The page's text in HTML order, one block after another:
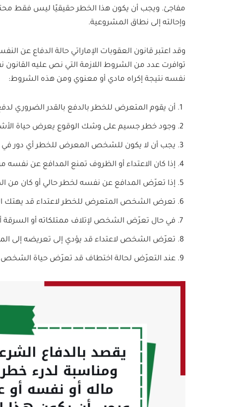
مفاجئ. ويجب أن يكون هذا الخطر حقيقيًا ليس فقط
وإحالته إلى نطاق المشروعية.
وقد اعتبر قانون العقوبات الإماراتي حالة الدفاع عن
توافرت عدد من الشروط اللازمة التي نص عليه
نفسه نتيجة إكراه مادي أو معنوي ومن هذه الشروط:
أن يقوم المتعرض للخطر بالدفع بالقدر الضروري
وجود خطر جسيم على وشك الوقوع يعرض حياة
يجب أن لا يكون للشخص المعرض للخطر أي دور في
إذا كان الاعتداء أو الظروف تمنع المدافع عن
إذا تعرّض المدافع عن نفسه لخطر حالي أو كان من
تعرض الشخص المتعرض للخطر لاعتداء قد يهتك
في حال تعرّض الشخص لإتلاف ممتلكاته أو السرقة أو
تعرّض الشخص لاعتداء قد يؤدي إلى تعريضه إلى
عند التعرّض لحالة اختطاف قد تعرّض حياة الشخص